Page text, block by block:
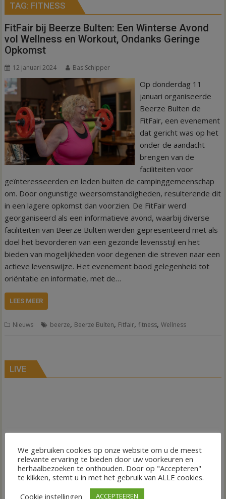
TAG: FITNESS
FitFair bij Beerze Bulten: Een Winterse Avond
vol Wellness en Workout, Ondanks Geringe
Opkomst
12 januari 2024 Bas Schipper
Op donderdag 11
januari organiseerde
Beerze Bulten de
FitFair, een evenement
dat gericht was op het
onder de aandacht
brengen van de
faciliteiten voor
geïnteresseerden en leden buiten de campinggemeenschap
om. Door ongunstige weersomstandigheden, resulterende dit
in een lagere opkomst dan voorzien. De FitFair werd
georganiseerd als een informatieve avond, waarbij diverse
faciliteiten van Beerze Bulten werden gepresenteerd met als
doel het bevorderen van een gezonde levensstijl en het
bieden van mogelijkheden voor degenen die streven naar een
actieve levenswijze. Het evenement bood gelegenheid tot
oriëntatie en informatie, met de…
LEES MEER
Nieuws beerze, Beerze Bulten, Fitfair, fitness,Wellness
LIVE
We gebruiken cookies op onze website om u de meest
relevante ervaring te bieden door uw voorkeuren en
herhaalbezoeken te onthouden. Door op "Accepteren"
te klikken, stemt u in met het gebruik van ALLE cookies.
Cookie instellingen
ACCEPTEEREN